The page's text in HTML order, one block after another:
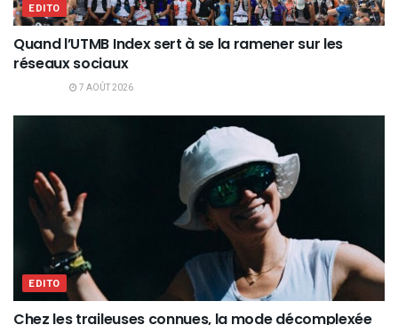
EDITO
Quand l’UTMB Index sert à se la ramener sur les
réseaux sociaux
7 AOÛT 2026
EDITO
Chez les traileuses connues, la mode décomplexée